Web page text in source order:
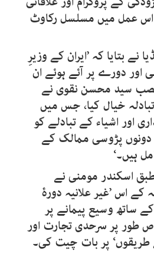
اس عمل میں مسلسل رکاوٹ
نے بتایا کہ ’ایران کے وزیرِ
اور دورے پر آئے ہوئے ان
سید محسن نقوی نے
خیال کیا، جس میں
اور اشیاء کے تبادلے کو
دونوں پڑوسی ممالک کے
ہیں۔‘
اسکندر مومنی نے
کے اس ’غیر علانیہ دورۂ
ساتھ وسیع پیمانے پر
طور پر سرحدی تجارت اور
پر بات چیت کی۔